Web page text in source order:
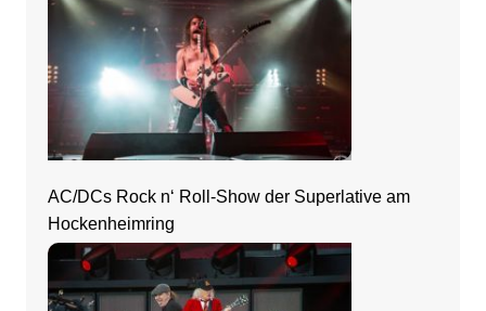
AC/DCs Rock n‘ Roll-Show der Superlative am
Hockenheimring